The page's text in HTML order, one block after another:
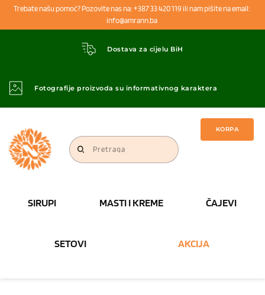
Trebate našu pomoć? Pozovite nas na: +387 33 420 119 ili nam pišite na email:
info@amrann.ba
Dostava za cijelu BiH
Fotografije proizvoda su informativnog karaktera
Pretraga
KORPA
SIRUPI MASTI I KREME ČAJEVI
SETOVI AKCIJA